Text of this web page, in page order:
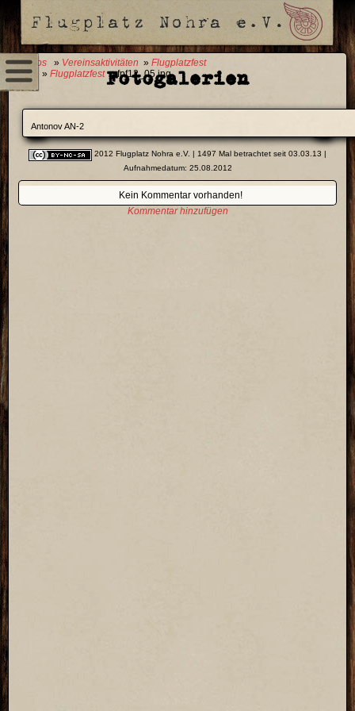
0 Fotos » Vereinsaktivitäten » Flugplatzfest
2012
» Flugplatzfest» fpf12_05.jpg
Fotogalerien
Antonov AN-2
2012 Flugplatz Nohra e.V. | 1497 Mal betrachtet seit 03.03.13 |
Aufnahmedatum: 25.08.2012
Kein Kommentar vorhanden!
Kommentar hinzufügen